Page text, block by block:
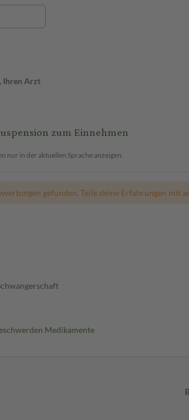
Ihren Arzt
zum Einnehmen
nur in der aktuellen Sprache anzeigen.
gefunden. Teile deine Erfahrungen mit
Medikamente